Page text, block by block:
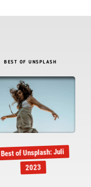
BEST OF UNSPLASH
Best of Unsplash: Juli
2023